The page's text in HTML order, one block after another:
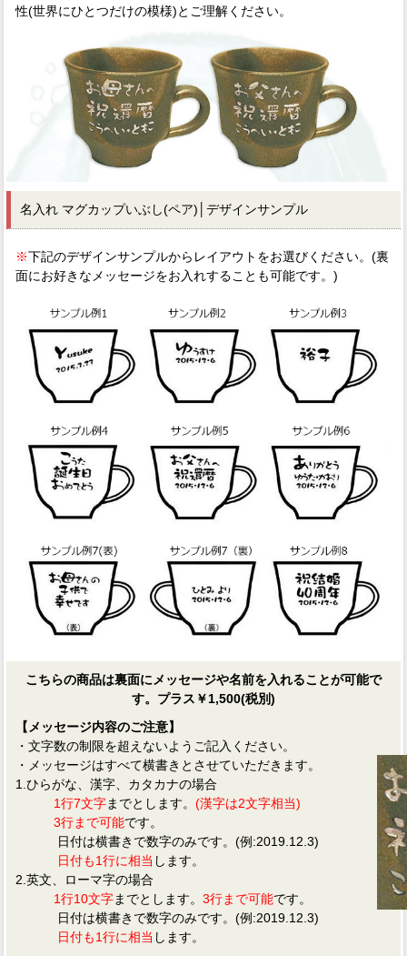
性(世界にひとつだけの模様)とご理解ください。
名入れ マグカップいぶし(ペア)│デザインサンプル
※下記のデザインサンプルからレイアウトをお選びください。(裏
面にお好きなメッセージをお入れすることも可能です。)
こちらの商品は裏面にメッセージや名前を入れることが可能で
す。プラス￥1,500(税別)
【メッセージ内容のご注意】
・文字数の制限を超えないようご記入ください。
・メッセージはすべて横書きとさせていただきます。
1.ひらがな、漢字、カタカナの場合
1行7文字までとします。 (漢字は2文字相当)
3行まで可能です。
日付は横書きで数字のみです。(例:2019.12.3)
日付も1行に相当 します。
2.英文、ローマ字の場合
1行10文字までとします。 3行まで可能です。
日付は横書きで数字のみです。(例:2019.12.3)
日付も1行に相当 します。